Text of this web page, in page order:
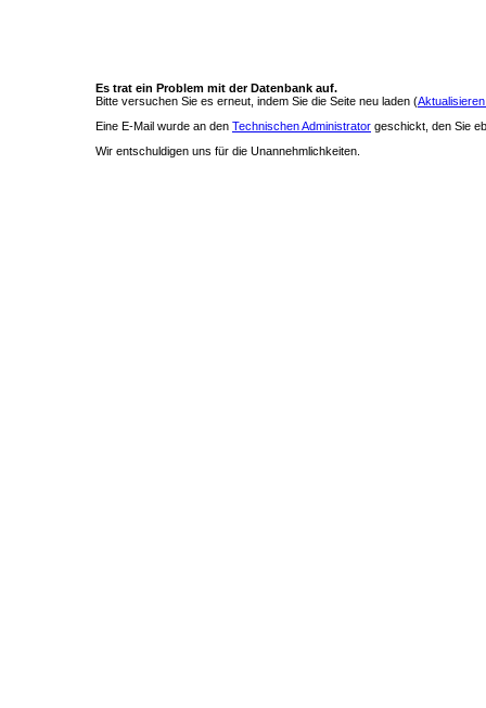
Es trat ein Problem mit der Datenbank auf.
Bitte versuchen Sie es erneut, indem Sie die Seite neu laden (
Eine E-Mail wurde an den Technischen Administrator geschickt, den Sie
Wir entschuldigen uns für die Unannehmlichkeiten.